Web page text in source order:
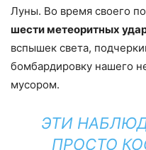
Луны. Во время своего
шести метеоритных
вспышек света,
бомбардировку нашего
мусором.
ЭТИ
ПРОСТО